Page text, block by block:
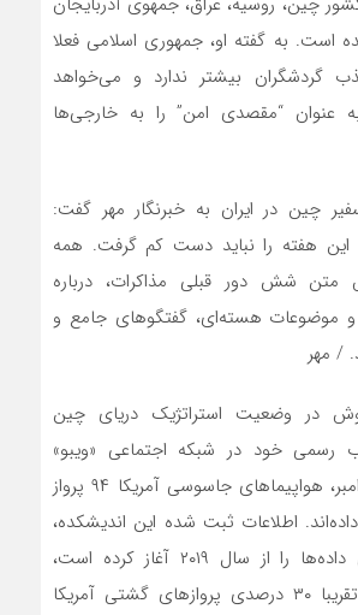
است. به گفته او، جمهوری اسلامی فعلا
گردشگران بیشتر ندارد و می‌خواهد
به عنوان “مقصدی امن” را به خارجی‌ها
چین در ایران به خبرنگار مهر گفت:
این هفته را نباید دست کم گرفت. همه
شش دور قبلی مذاکرات، درباره
و موضوعات هسته‌ای، گفتگوهای جامع و
/ مهر
در وضعیت استراتژیک دریای چین
رسمی خود در شبکه اجتماعی «ویبو»
نوشت، در ماه نوامبر، هواپیماهای جاسوسی آمریکا ۹۴ پرواز
اطلاعات ثبت شده این اندیشکده،
که جمع‌آوری این داده‌ها را از سال ۲۰۱۹ آغاز کرده است،
نشان از افزایش تقریبا ۳۰ درصدی پروازهای گشتی آمریکا